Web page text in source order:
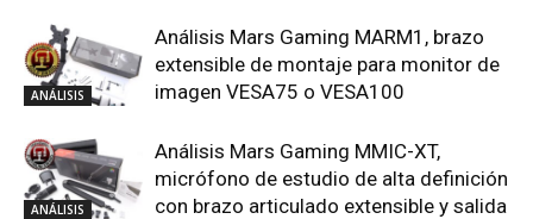
ANÁLISIS
Análisis Mars Gaming MARM1, brazo
extensible de montaje para monitor de
imagen VESA75 o VESA100
ANÁLISIS
Análisis Mars Gaming MMIC-XT,
micrófono de estudio de alta definición
con brazo articulado extensible y salida